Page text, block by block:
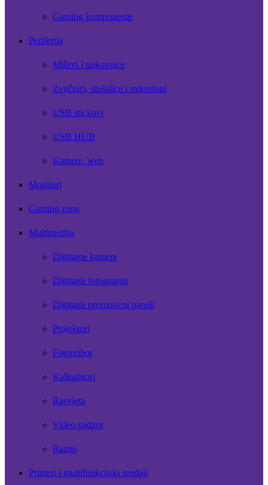
Gaming komponente
Periferija
Miševi i tipkovnice
Zvučnici, slušalice i mikrofoni
USB stickovi
USB HUB
Kamere, web
Monitori
Gaming zona
Multimedija
Digitalne kamere
Digitalni fotoaparati
Digitalni promotivni paneli
Projektori
Fotopribor
Kalkulatori
Rasvjeta
Video nadzor
Razno
Printeri i multifunkcijski uređaji